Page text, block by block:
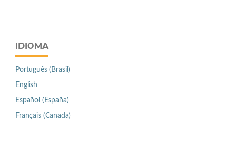
IDIOMA
Português (Brasil)
English
Español (España)
Français (Canada)